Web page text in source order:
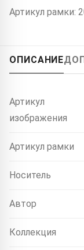
Артикул рамки:
ОПИСАНИЕ
Артикул
изображения
Артикул рамки
Носитель
Автор
Коллекция